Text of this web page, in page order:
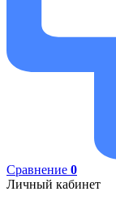
Сравнение 0
Личный кабинет